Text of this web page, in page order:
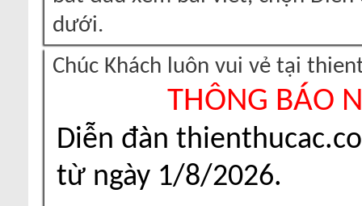
dưới.
Chúc Khách luôn vui vẻ tại
THÔNG BÁO
Diễn đàn
từ ngày 1/8/2026.